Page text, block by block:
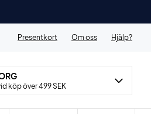
Presentkort Om oss Hjälp?
köp över 499 SEK